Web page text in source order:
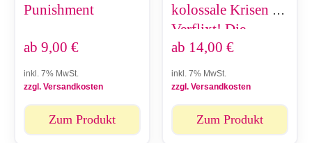
Punishment
ab 9,00 €
inkl. 7% MwSt.
zzgl. Versandkosten
Zum Produkt
kolossale Krisen -
Verflixt! Die
Milch!
ab 14,00 €
inkl. 7% MwSt.
zzgl. Versandkosten
Zum Produkt